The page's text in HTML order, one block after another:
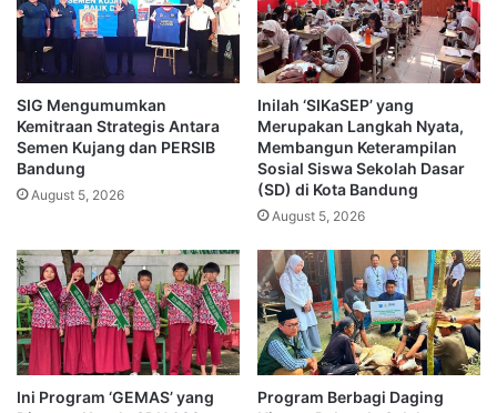
SIG Mengumumkan
Kemitraan Strategis Antara
Semen Kujang dan PERSIB
Bandung
August 5, 2026
Inilah ‘SIKaSEP’ yang
Merupakan Langkah Nyata,
Membangun Keterampilan
Sosial Siswa Sekolah Dasar
(SD) di Kota Bandung
August 5, 2026
Ini Program ‘GEMAS’ yang
Program Berbagi Daging